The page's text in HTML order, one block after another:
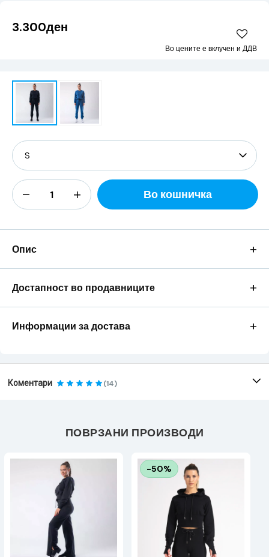
3.300ден
Во цените е вклучен и ДДВ
Во кошничка
Опис +
Достапност во продавниците +
Информации за достава +
Коментари (14)
ПОВРЗАНИ ПРОИЗВОДИ
-50%